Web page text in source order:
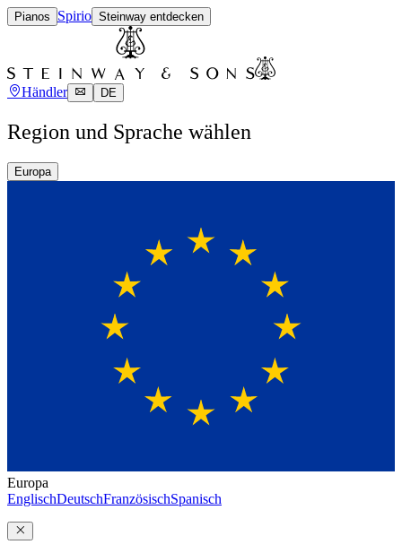
Pianos Spirio Steinway entdecken
Händler DE
Region und Sprache wählen
Europa
Europa
EnglischDeutschFranzösischSpanisch